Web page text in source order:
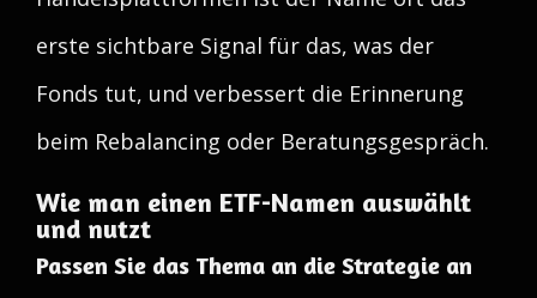
erste sichtbare Signal für das, was der
Fonds tut, und verbessert die Erinnerung
beim Rebalancing oder Beratungsgespräch.
Wie man einen ETF-Namen auswählt
und nutzt
Passen Sie das Thema an die Strategie an